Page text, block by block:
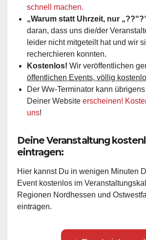
schnell machen.
„Warum statt Uhrzeit, nur
daran, dass uns die/der
leider nicht mitgeteilt hat und wir
recherchieren konnten.
Kostenlos! Wir veröffentlichen
öffentlichen Events, völlig
Der Ww-Terminator kann
Deiner Website erscheinen!
uns!
Deine Veranstaltung
eintragen:
Hier kannst Du in wenigen Minuten
Event kostenlos im
Regionen Nordhessen und
eintragen.